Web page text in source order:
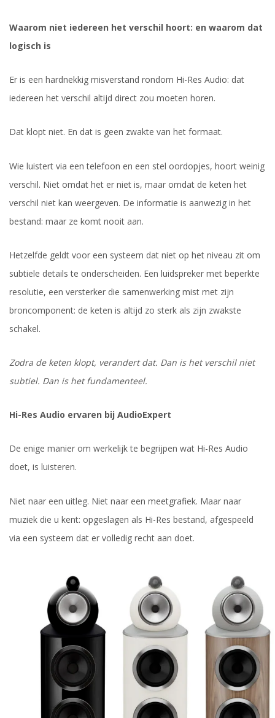
Waarom niet iedereen het verschil hoort: en waarom dat
logisch is
Er is een hardnekkig misverstand rondom Hi-Res Audio: dat
iedereen het verschil altijd direct zou moeten horen.
Dat klopt niet. En dat is geen zwakte van het formaat.
Wie luistert via een telefoon en een stel oordopjes, hoort weinig
verschil. Niet omdat het er niet is, maar omdat de keten het
verschil niet kan weergeven. De informatie is aanwezig in het
bestand: maar ze komt nooit aan.
Hetzelfde geldt voor een systeem dat niet op het niveau zit om
subtiele details te onderscheiden. Een luidspreker met beperkte
resolutie, een versterker die samenwerking mist met zijn
broncomponent: de keten is altijd zo sterk als zijn zwakste
schakel.
Zodra de keten klopt, verandert dat. Dan is het verschil niet
subtiel. Dan is het fundamenteel.
Hi-Res Audio ervaren bij AudioExpert
De enige manier om werkelijk te begrijpen wat Hi-Res Audio
doet, is luisteren.
Niet naar een uitleg. Niet naar een meetgrafiek. Maar naar
muziek die u kent: opgeslagen als Hi-Res bestand, afgespeeld
via een systeem dat er volledig recht aan doet.